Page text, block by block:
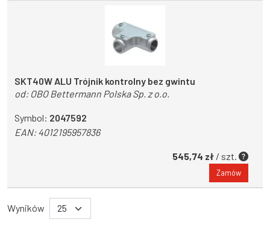
SKT40W ALU Trójnik kontrolny bez gwintu
od: OBO Bettermann Polska Sp. z o.o.
Symbol: 2047592
EAN:4012195957836
545,74 zł / szt.
Zamów
Wyników